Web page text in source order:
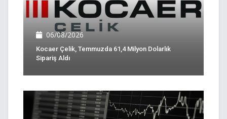
06/08/2026
Kocaer Çelik, Temmuzda 61,4 Milyon Dolarlık
Sipariş Aldı